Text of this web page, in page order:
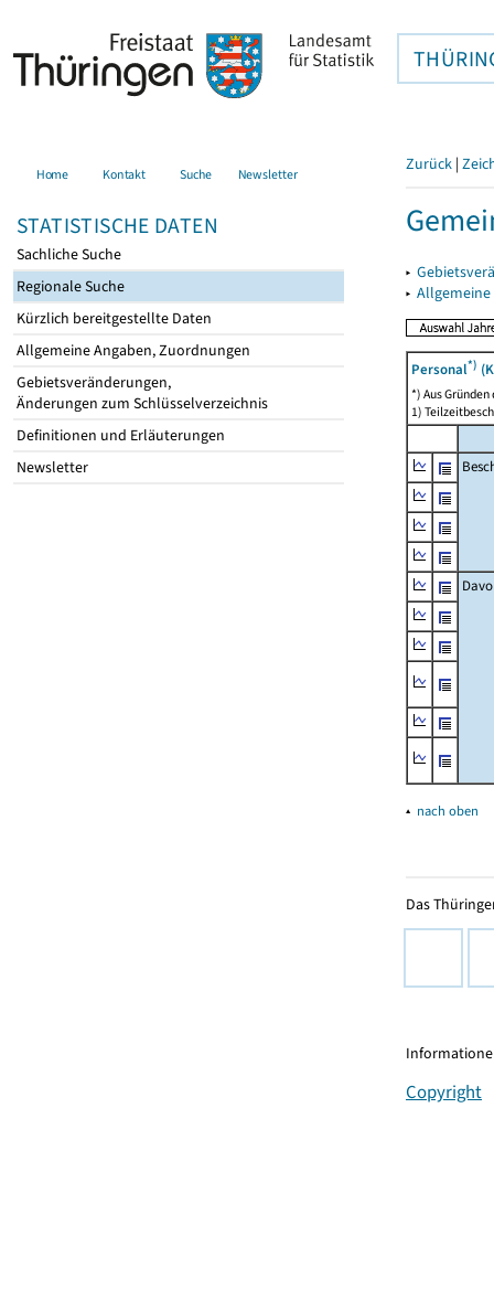
Home Kontakt Suche Newsletter
STATISTISCHE DATEN
Sachliche Suche
Regionale Suche
Kürzlich bereitgestellte Daten
Allgemeine Angaben, Zuordnungen
Gebietsveränderungen,
Änderungen zum Schlüsselverzeichnis
Definitionen und Erläuterungen
Newsletter
Zurück |
▸
▸
Personal*)
*) Aus
1)
▴ nach oben
Das
Copyright